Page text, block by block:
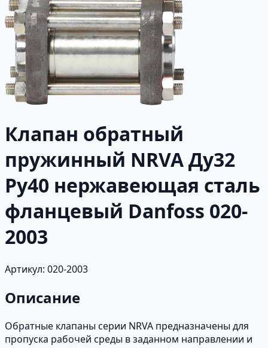
Клапан обратный
пружинный NRVA Ду32
Ру40 нержавеющая сталь
фланцевый Danfoss 020-
2003
Артикул: 020-2003
Описание
Обратные клапаны серии NRVA предназначены для
пропуска рабочей среды в заданном направлении и